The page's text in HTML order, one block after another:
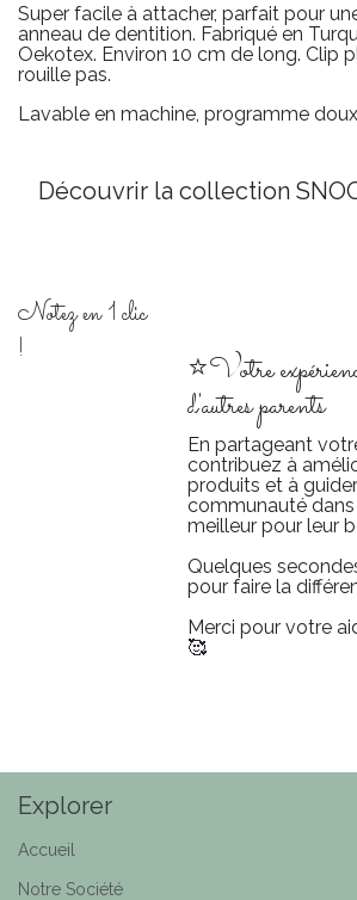
Super facile à attacher, parfait pour
anneau de dentition. Fabriqué en
Oekotex. Environ 10 cm de long. Clip
rouille pas.
Lavable en machine, programme
Découvrir la collection
Notez en 1 clic
!
⭐Votre
d'autres parents
En partageant
contribuez à
produits et à
communauté
meilleur pour leur
Quelques
pour faire la
Merci pour votre
🥰
Explorer
Accueil
Notre Société